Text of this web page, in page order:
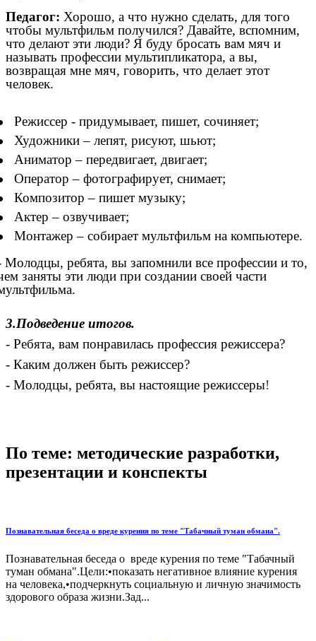
Педагог: Хорошо, а что нужно сделать, для того
чтобы мультфильм получился? Давайте, вспомним,
что делают эти люди? Я буду бросать вам мяч и
называть профессии мультипликатора, а вы,
возвращая мне мяч, говорить, что делает этот
человек.
Режиссер - придумывает, пишет, сочиняет;
Художники – лепят, рисуют, шьют;
Аниматор – передвигает, двигает;
Оператор – фотографирует, снимает;
Композитор – пишет музыку;
Актер – озвучивает;
Монтажер – собирает мультфильм на компьютере.
Молодцы, ребята, вы запомнили все профессии и то,
заняты эти люди при создании своей части
3.Подведение итогов.
- Ребята, вам понравилась профессия режиссера?
- Каким должен быть режиссер?
- Молодцы, ребята, вы настоящие режиссеры!
По теме: методические разработки,
презентации и конспекты
Познавательная беседа о вреде курения по теме "Табачный туман обмана".
Познавательная беседа о вреде курения по теме "Табачный
туман обмана".Цели:•показать негативное влияние курения
на человека,•подчеркнуть социальную и личную значимость
здорового образа жизни.Зад...